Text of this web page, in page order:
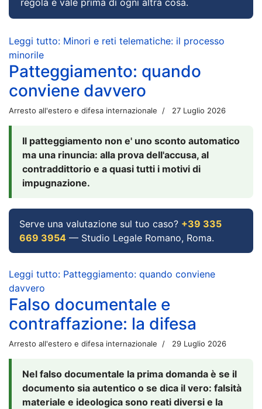
Leggi tutto: Minori e reti telematiche: il processo
minorile
Patteggiamento: quando
conviene davvero
Arresto all'estero e difesa internazionale 27 Luglio 2026
Il patteggiamento non e' uno sconto automatico
ma una rinuncia: alla prova dell'accusa, al
contraddittorio e a quasi tutti i motivi di
impugnazione.
Serve una valutazione sul tuo caso? +39 335
669 3954 — Studio Legale Romano, Roma.
Leggi tutto: Patteggiamento: quando conviene
davvero
Falso documentale e
contraffazione: la difesa
Arresto all'estero e difesa internazionale 29 Luglio 2026
Nel falso documentale la prima domanda è se il
documento sia autentico o se dica il vero: falsità
materiale e ideologica sono reati diversi e la